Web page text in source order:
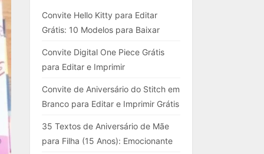
Convite Hello Kitty para Editar
Grátis: 10 Modelos para Baixar
Convite Digital One Piece Grátis
para Editar e Imprimir
Convite de Aniversário do Stitch em
Branco para Editar e Imprimir Grátis
35 Textos de Aniversário de Mãe
para Filha (15 Anos): Emocionante